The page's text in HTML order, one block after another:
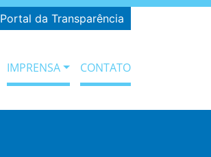
Portal da Transparência
IMPRENSA CONTATO